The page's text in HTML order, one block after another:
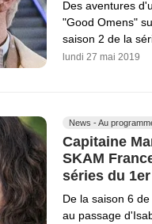
Des aventures
"Good Omens"
saison 2 de la
lundi 27 mai 2019
News - Au
Capitaine
SKAM
séries du
De la saison 6
au passage